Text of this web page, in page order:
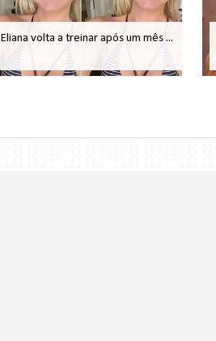
Eliana volta a treinar após um mês ...